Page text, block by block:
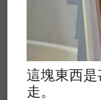
這塊東西
走。